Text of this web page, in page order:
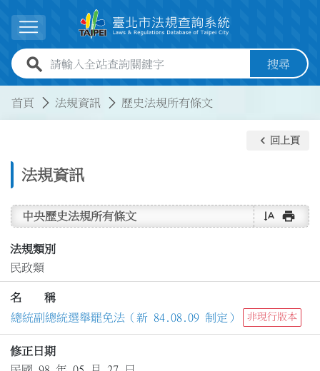
展開選單
全站查詢關鍵字欄位 搜尋
首頁 法規資訊 歷史法規所有條文
法規資訊
keyboard_arrow_left 回上頁
中央歷史法規所有條文 text_rotate_vertical print
法規類別
民政類
名 稱
總統副總統選舉罷免法（新 84.08.09 制定）
非現行版本
修正日期